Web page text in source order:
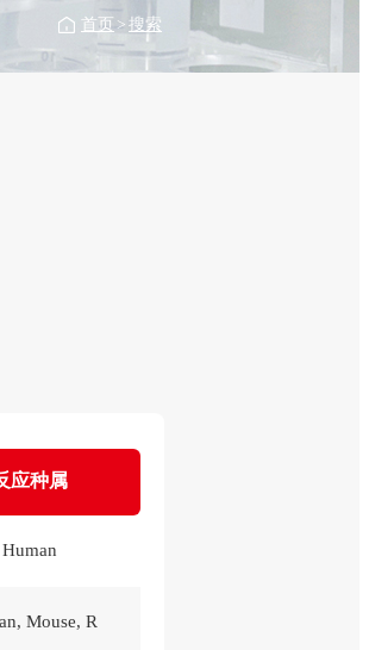
首页 > 搜索
应种属
Human
Mouse, R